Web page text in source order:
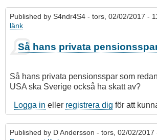
Published by S4ndr4S4 - tors, 02/02/2017 -
länk
Så hans privata
Så hans privata pensionsspar som
USA ska Sverige också ha skatt av?
Logga in eller registrera dig för att
Published by D Andersson - tors, 02/02/2017